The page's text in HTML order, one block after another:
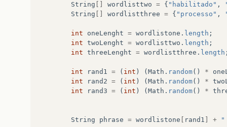
String
wordlisttwo = { "habilitado" ,
String
wordlistthree = { "processo" ,
int oneLenght = wordlistone . length ;
int twoLenght = wordlisttwo . length ;
int threeLenght = wordlistthree . length
int rand1 = ( int ) ( Math . random() *
int
rand2 = ( int ) ( Math . random() *
int
rand3 = ( int ) ( Math . random() *
String phrase = wordlistone rand1 +